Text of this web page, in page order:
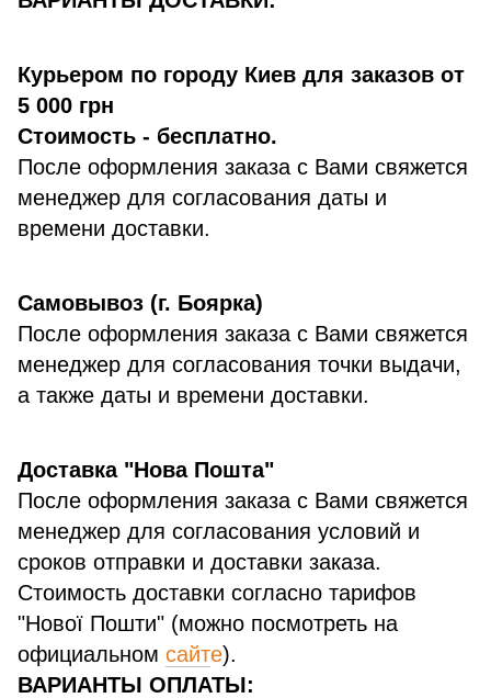
Курьером по городу Киев для заказов от
5 000 грн
Стоимость - бесплатно.
После оформления заказа с Вами свяжется
менеджер для согласования даты и
времени доставки.
Самовывоз (г. Боярка)
После оформления заказа с Вами свяжется
менеджер для согласования точки выдачи,
а также даты и времени доставки.
Доставка "Нова Пошта"
После оформления заказа с Вами свяжется
менеджер для согласования условий и
сроков отправки и доставки заказа.
Стоимость доставки согласно тарифов
"Нової Пошти" (можно посмотреть на
официальном сайте).
ВАРИАНТЫ ОПЛАТЫ: